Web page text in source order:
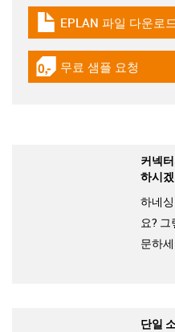
igus-icon-download-plan
EPLAN 파일 다운로드
igus-icon-gratismuster
무료 샘플 요청
커넥
하시
하네
요?
문하세
단일